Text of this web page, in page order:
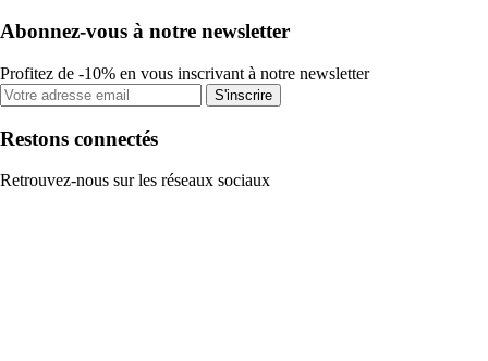
Abonnez-vous à notre newsletter
Profitez de -10% en vous inscrivant à notre newsletter
S'inscrire
Restons connectés
Retrouvez-nous sur les réseaux sociaux